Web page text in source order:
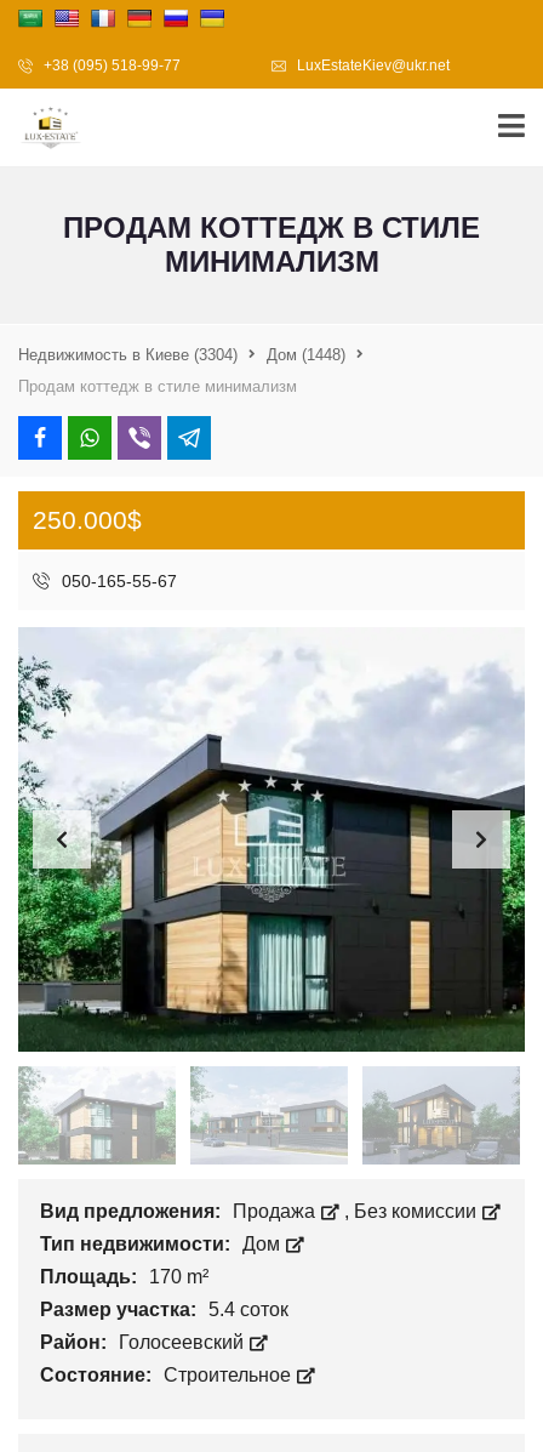
+38 (095) 518-99-77 LuxEstateKiev@ukr.net
ПРОДАМ КОТТЕДЖ В СТИЛЕ
МИНИМАЛИЗМ
Недвижимость в Киеве (3304) Дом (1448)
Продам коттедж в стиле минимализм
250.000$
050-165-55-67
Вид предложения: Продажа , Без комиссии
Тип недвижимости:
Дом
Площадь:
170 m²
Размер участка:
5.4 соток
Район:
Голосеевский
Состояние:
Строительное